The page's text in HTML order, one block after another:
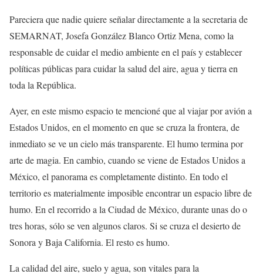
Pareciera que nadie quiere señalar directamente a la secretaria de
SEMARNAT, Josefa González Blanco Ortiz Mena, como la
responsable de cuidar el medio ambiente en el país y establecer
políticas públicas para cuidar la salud del aire, agua y tierra en
toda la República.
Ayer, en este mismo espacio te mencioné que al viajar por avión a
Estados Unidos, en el momento en que se cruza la frontera, de
inmediato se ve un cielo más transparente. El humo termina por
arte de magia. En cambio, cuando se viene de Estados Unidos a
México, el panorama es completamente distinto. En todo el
territorio es materialmente imposible encontrar un espacio libre de
humo. En el recorrido a la Ciudad de México, durante unas do o
tres horas, sólo se ven algunos claros. Si se cruza el desierto de
Sonora y Baja California. El resto es humo.
La calidad del aire, suelo y agua, son vitales para la